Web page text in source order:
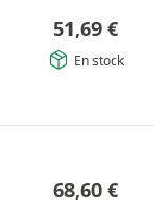
51,69 €
En stock
68,60 €